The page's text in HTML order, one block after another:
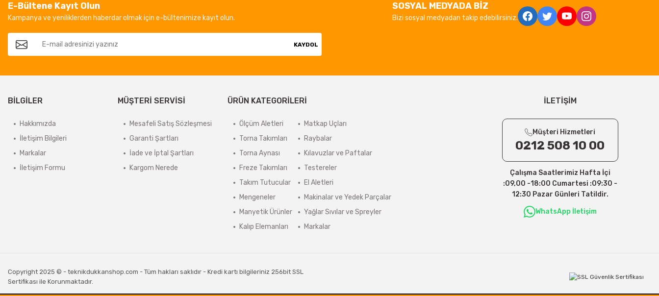
E-Bültene Kayıt Olun
Kampanya ve yeniliklerden haberdar olmak için e-bültenimize kayıt olun.
KAYDOL
SOSYAL MEDYADA BİZ
Bizi sosyal medyadan takip edebilirsiniz.
BİLGİLER
Hakkımızda
İletişim Bilgileri
Markalar
İletişim Formu
MÜŞTERİ SERVİSİ
Mesafeli Satış Sözleşmesi
Garanti Şartları
İade ve İptal Şartları
Kargom Nerede
ÜRÜN KATEGORİLERİ
Ölçüm Aletleri
Torna Takımları
Torna Aynası
Freze Takımları
Takım Tutucular
Mengeneler
Manyetik Ürünler
Kalıp Elemanları
Matkap Uçları
Raybalar
Kılavuzlar ve Paftalar
Testereler
El Aletleri
Makinalar ve Yedek Parçalar
Yağlar Sıvılar ve Spreyler
Markalar
İLETİŞİM
Müşteri Hizmetleri
0212 508 10 00
Çalışma Saatlerimiz Hafta İçi
:09,00 -18:00 Cumartesi :09:30 -
12:30 Pazar Günleri Tatildir.
WhatsApp İletişim
Copyright 2025 © - teknikdukkanshop.com - Tüm hakları saklıdır - Kredi kartı bilgileriniz 256bit SSL
Sertifikası ile Korunmaktadır.